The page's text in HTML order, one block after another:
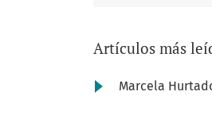
Artículos más
Marcela